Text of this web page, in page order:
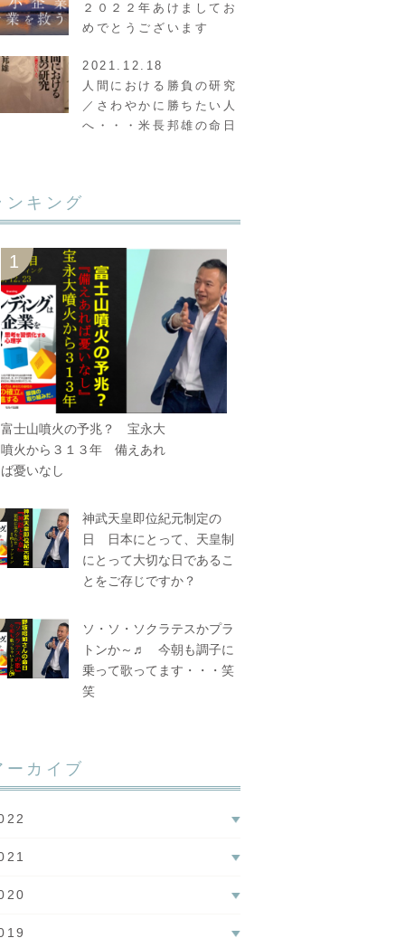
２０２２年あけましてお
めでとうございます
2021.12.18
人間における勝負の研究
／さわやかに勝ちたい人
へ・・・米長邦雄の命日
ンキング
富士山噴火の予兆？ 宝永大
噴火から３１３年 備えあれ
ば憂いなし
神武天皇即位紀元制定の
日 日本にとって、天皇制
にとって大切な日であるこ
とをご存じですか？
ソ・ソ・ソクラテスかプラ
トンか～♬ 今朝も調子に
乗って歌ってます・・・笑
笑
ーカイブ